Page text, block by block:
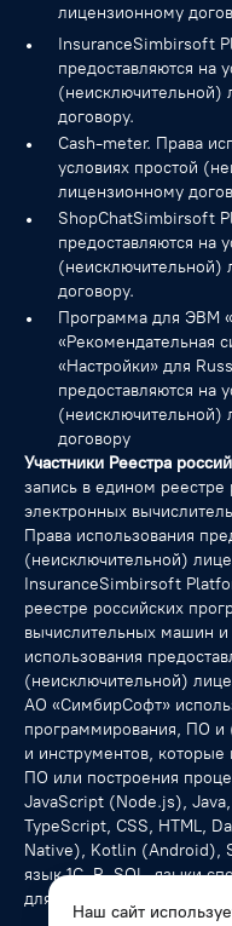
лицензионному
InsuranceSimbirsoft
предоставляются на
(неисключительной)
договору.
Cash-meter. Права
условиях простой
лицензионному
ShopChatSimbirsoft
предоставляются на
(неисключительной)
договору.
Программа для ЭВМ
«Рекомендательная
«Настройки» для
предоставляются на
(неисключительной)
договору
Участники Реестра
запись в едином
электронных
Права использования
(неисключительной)
InsuranceSimbirsoft
реестре российских
вычислительных машин
использования
(неисключительной)
АО «СимбирСофт»
программирования, ПО и
и инструментов, которые
ПО или построения
JavaScript (Node.js),
TypeScript, CSS, HTML,
Native), Kotlin (Android),
язык 1С, R, SQL, языки
для PostgreSQL), NoSQL-
Наш сайт